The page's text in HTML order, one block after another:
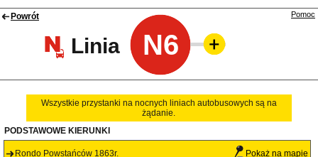
Powrót
Linia N6
Pomoc
Wszystkie przystanki na nocnych liniach autobusowych są na
żądanie.
PODSTAWOWE KIERUNKI
Rondo Powstańców 1863r. Pokaż na mapie